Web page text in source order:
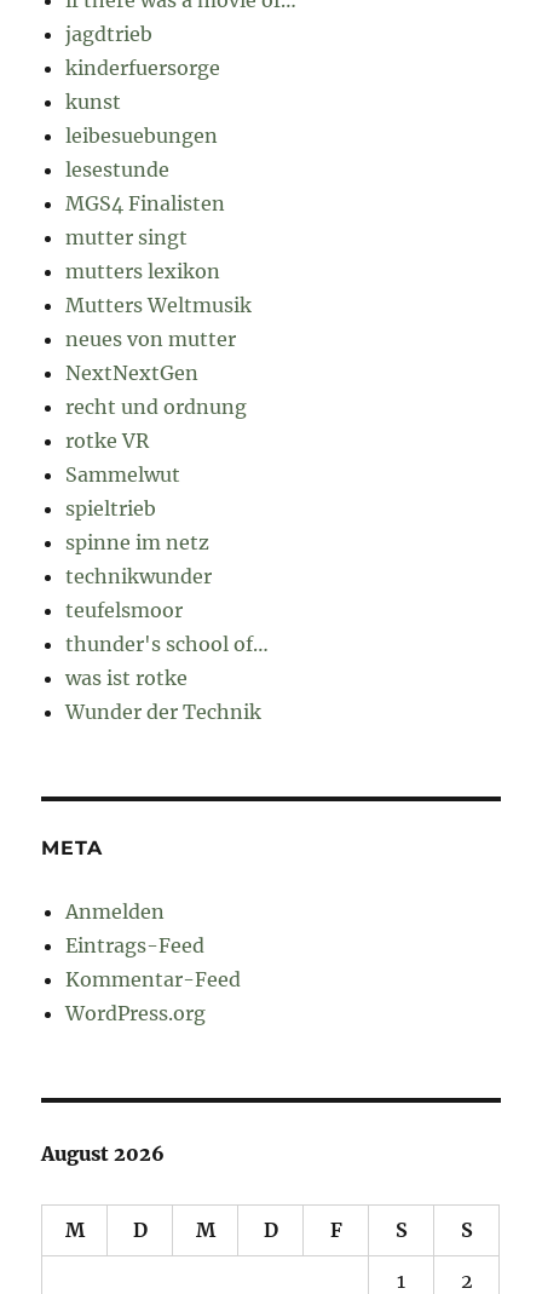
jagdtrieb
kinderfuersorge
kunst
leibesuebungen
lesestunde
MGS4 Finalisten
mutter singt
mutters lexikon
Mutters Weltmusik
neues von mutter
NextNextGen
recht und ordnung
rotke VR
Sammelwut
spieltrieb
spinne im netz
technikwunder
teufelsmoor
thunder's school of…
was ist rotke
Wunder der Technik
META
Anmelden
Eintrags-Feed
Kommentar-Feed
WordPress.org
August 2026
M D M D F S S
1 2